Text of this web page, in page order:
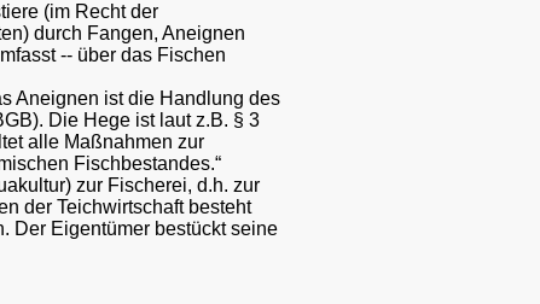
(im Recht der
durch Fangen, Aneignen
-- über das Fischen
Aneignen ist die Handlung des
Die Hege ist laut z.B. § 3
alle Maßnahmen zur
Fischbestandes.“
zur Fischerei, d.h. zur
der Teichwirtschaft besteht
Der Eigentümer bestückt seine